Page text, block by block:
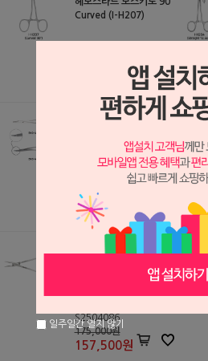
Curved (I-H207)
S2408368
90,000원
76,500
니들 홀더 TC (#NH160
S2504086
175,000원
157,500원
일주일간 열지 않기